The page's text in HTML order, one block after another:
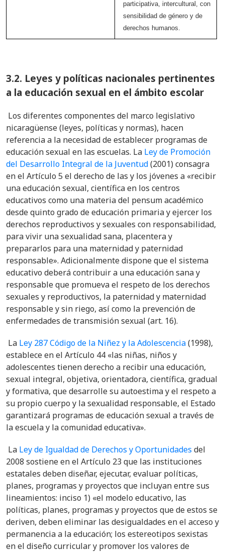
participativa, intercultural, con
sensibilidad de género y de
derechos humanos.
3.2. Leyes y políticas nacionales pertinentes
a la educación sexual en el ámbito escolar
Los diferentes componentes del marco legislativo
nicaragüense (leyes, políticas y normas), hacen
referencia a la necesidad de establecer programas de
educación sexual en las escuelas. La Ley de Promoción
del Desarrollo Integral de la Juventud(2001) consagra
en el Artículo 5 el derecho de las y los jóvenes a «recibir
una educación sexual, científica en los centros
educativos como una materia del pensum académico
desde quinto grado de educación primaria y ejercer los
derechos reproductivos y sexuales con responsabilidad,
para vivir una sexualidad sana, placentera y
prepararlos para una maternidad y paternidad
responsable». Adicionalmente dispone que el sistema
educativo deberá contribuir a una educación sana y
responsable que promueva el respeto de los derechos
sexuales y reproductivos, la paternidad y maternidad
responsable y sin riego, así como la prevención de
enfermedades de transmisión sexual (art. 16).
La Ley 287 Código de la Niñez y la Adolescencia(1998),
establece en el Artículo 44 «las niñas, niños y
adolescentes tienen derecho a recibir una educación,
sexual integral, objetiva, orientadora, científica, gradual
y formativa, que desarrolle su autoestima y el respeto a
su propio cuerpo y la sexualidad responsable, el Estado
garantizará programas de educación sexual a través de
la escuela y la comunidad educativa».
La Ley de Igualdad de Derechos y Oportunidades del
2008 sostiene en el Artículo 23 que las instituciones
estatales deben diseñar, ejecutar, evaluar políticas,
planes, programas y proyectos que incluyan entre sus
lineamientos: inciso 1) «el modelo educativo, las
políticas, planes, programas y proyectos que de estos se
deriven, deben eliminar las desigualdades en el acceso y
permanencia a la educación; los estereotipos sexistas
en el diseño curricular y promover los valores de